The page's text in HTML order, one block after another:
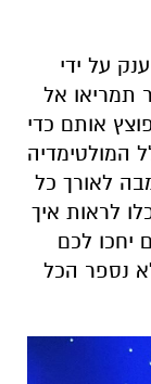
לאורך כל
לראות איך
יחכו לכם
נספר הכל